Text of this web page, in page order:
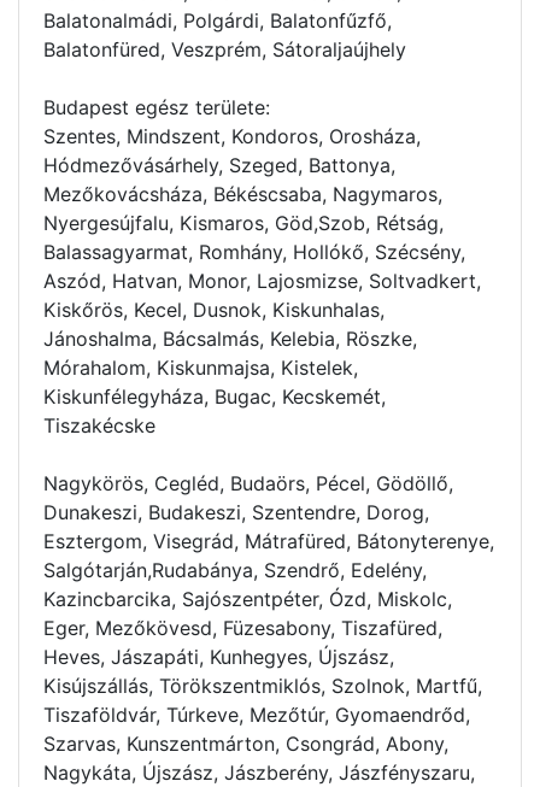
Balatonalmádi, Polgárdi, Balatonfűzfő,
Balatonfüred, Veszprém, Sátoraljaújhely
Budapest egész területe:
Szentes, Mindszent, Kondoros, Orosháza,
Hódmezővásárhely, Szeged, Battonya,
Mezőkovácsháza, Békéscsaba, Nagymaros,
Nyergesújfalu, Kismaros, Göd,Szob, Rétság,
Balassagyarmat, Romhány, Hollókő, Szécsény,
Aszód, Hatvan, Monor, Lajosmizse, Soltvadkert,
Kiskőrös, Kecel, Dusnok, Kiskunhalas,
Jánoshalma, Bácsalmás, Kelebia, Röszke,
Mórahalom, Kiskunmajsa, Kistelek,
Kiskunfélegyháza, Bugac, Kecskemét,
Tiszakécske
Nagykörös, Cegléd, Budaörs, Pécel, Gödöllő,
Dunakeszi, Budakeszi, Szentendre, Dorog,
Esztergom, Visegrád, Mátrafüred, Bátonyterenye,
Salgótarján,Rudabánya, Szendrő, Edelény,
Kazincbarcika, Sajószentpéter, Ózd, Miskolc,
Eger, Mezőkövesd, Füzesabony, Tiszafüred,
Heves, Jászapáti, Kunhegyes, Újszász,
Kisújszállás, Törökszentmiklós, Szolnok, Martfű,
Tiszaföldvár, Túrkeve, Mezőtúr, Gyomaendrőd,
Szarvas, Kunszentmárton, Csongrád, Abony,
Nagykáta, Újszász, Jászberény, Jászfényszaru,